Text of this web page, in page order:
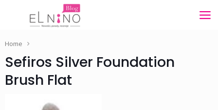
Home
Sefiros Silver Foundation
Brush Flat